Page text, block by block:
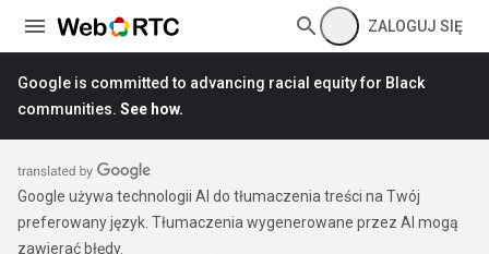
ZALOGUJ SIĘ
Google is committed to advancing racial equity for Black
communities. See how.
Google używa technologii AI do tłumaczenia treści na Twój
preferowany język. Tłumaczenia wygenerowane przez AI mogą
zawierać błędy.